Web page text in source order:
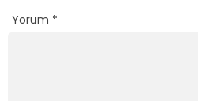
Yorum *